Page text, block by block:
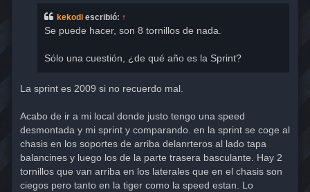
kekodi escribió: ↑
Se puede hacer, son 8 tornillos de nada.
Sólo una cuestión, ¿de qué año es la Sprint?
La sprint es 2009 si no recuerdo mal.
Acabo de ir a mi local donde justo tengo una speed
desmontada y mi sprint y comparando. en la sprint se coge al
chasis en los soportes de arriba delanrteros al lado tapa
balancines y luego los de la parte trasera basculante. Hay 2
tornillos que van arriba en los laterales que en el chasis son
ciegos pero tanto en la tiger como la speed estan. Lo